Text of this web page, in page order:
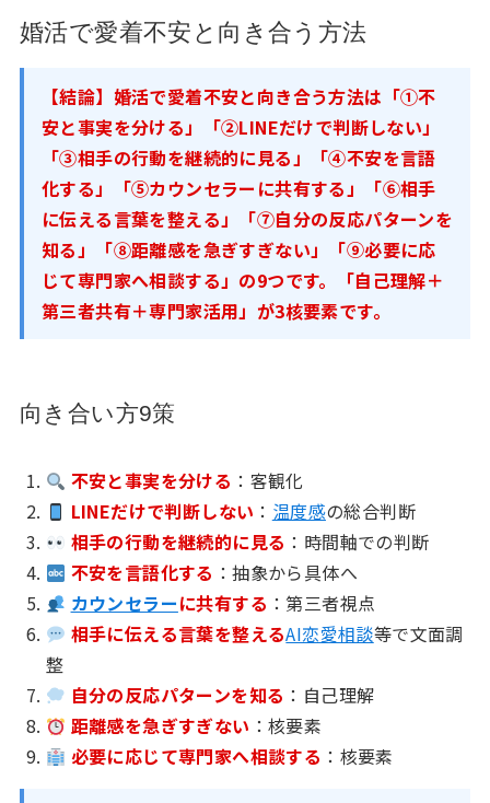
婚活で愛着不安と向き合う方法
【結論】婚活で愛着不安と向き合う方法は「①不
安と事実を分ける」「②LINEだけで判断しない」
「③相手の行動を継続的に見る」「④不安を言語
化する」「⑤カウンセラーに共有する」「⑥相手
に伝える言葉を整える」「⑦自分の反応パターンを
知る」「⑧距離感を急ぎすぎない」「⑨必要に応
じて専門家へ相談する」の9つです。「自己理解＋
第三者共有＋専門家活用」が3核要素です。
向き合い方9策
不安と事実を分ける ：客観化
LINEだけで判断しない ： 温度感の総合判断
相手の行動を継続的に見る ：時間軸での判断
不安を言語化する ：抽象から具体へ
カウンセラーに共有する ：第三者視点
相手に伝える言葉を整えるAI恋愛相談等で文面調
整
自分の反応パターンを知る ：自己理解
距離感を急ぎすぎない ：核要素
必要に応じて専門家へ相談する ：核要素